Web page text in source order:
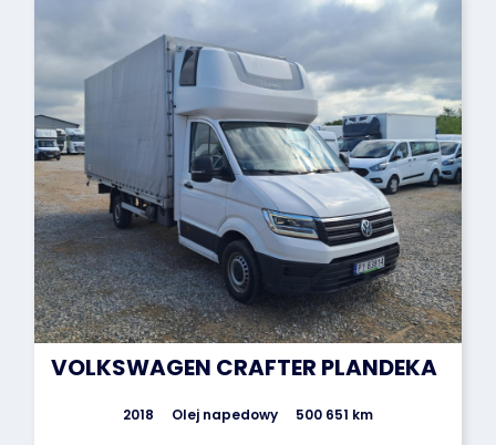
VOLKSWAGEN CRAFTER PLANDEKA
2018 Olej napedowy 500 651 km